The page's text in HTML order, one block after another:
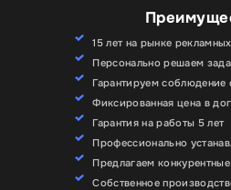
15 лет на рынке
Персонально решаем
Гарантируем соблюдение
Фиксированная цена в
Гарантия на работы 5 лет
Профессионально
Предлагаем
Собственное